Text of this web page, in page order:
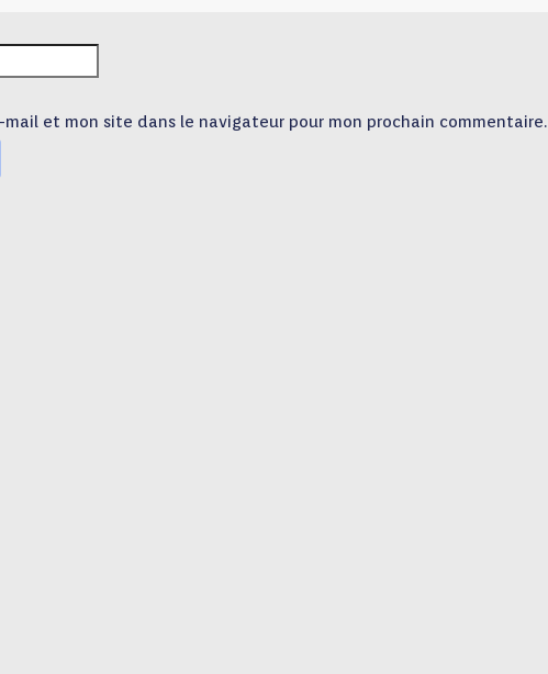
mail et mon site dans le navigateur pour mon prochain commentaire.